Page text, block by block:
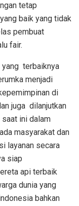
tetap
baik yang tidak
pembuat
fair.
yang terbaiknya
menjadi
di
juga dilanjutkan
ini dalam
masyarakat dan
layanan secara
siap
api terbaik
dunia yang
bahkan